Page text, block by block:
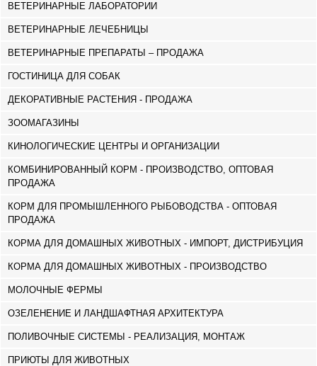
ВЕТЕРИНАРНЫЕ ЛАБОРАТОРИИ
ВЕТЕРИНАРНЫЕ ЛЕЧЕБНИЦЫ
ВЕТЕРИНАРНЫЕ ПРЕПАРАТЫ – ПРОДАЖА
ГОСТИНИЦА ДЛЯ СОБАК
ДЕКОРАТИВНЫЕ РАСТЕНИЯ - ПРОДАЖА
ЗООМАГАЗИНЫ
КИНОЛОГИЧЕСКИЕ ЦЕНТРЫ И ОРГАНИЗАЦИИ
КОМБИНИРОВАННЫЙ КОРМ - ПРОИЗВОДСТВО, ОПТОВАЯ
ПРОДАЖА
КОРМ ДЛЯ ПРОМЫШЛЕННОГО РЫБОВОДСТВА - ОПТОВАЯ
ПРОДАЖА
КОРМА ДЛЯ ДОМАШНЫХ ЖИВОТНЫХ - ИМПОРТ, ДИСТРИБУЦИЯ
КОРМА ДЛЯ ДОМАШНЫХ ЖИВОТНЫХ - ПРОИЗВОДСТВО
МОЛОЧНЫЕ ФЕРМЫ
ОЗЕЛЕНЕНИЕ И ЛАНДШАФТНАЯ АРХИТЕКТУРА
ПОЛИВОЧНЫЕ СИСТЕМЫ - РЕАЛИЗАЦИЯ, МОНТАЖ
ПРИЮТЫ ДЛЯ ЖИВОТНЫХ